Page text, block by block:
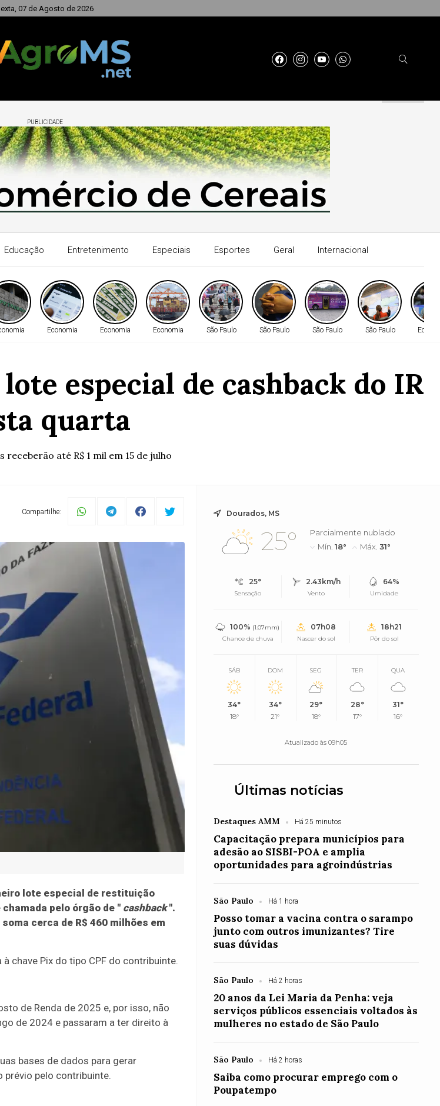
07 de Agosto de 2026
PUBLICIDADE
Educação Entretenimento Especiais Esportes Geral Internacional
Economia Economia Economia São Paulo São Paulo São Paulo São Paulo
especial de cashback do IR
quarta
receberão até R$ 1 mil em 15 de julho
Compartilhe:
lote especial de restituição
pelo órgão de " cashback".
cerca de R$ 460 milhões em
chave Pix do tipo CPF do contribuinte.
de Renda de 2025 e, por isso, não
de 2024 e passaram a ter direito à
bases de dados para gerar
pelo contribuinte.
Dourados, MS
25°
Parcialmente nublado
Mín.18° Máx.31°
25°
Sensação
2.43km/h
Vento
64%
Umidade
100% (1.07mm)
Chance de chuva
07h08
Nascer do sol
18h21
Pôr do sol
SÁB
34°
18°
DOM
34°
21°
SEG
29°
18°
TER
28°
17°
QUA
31°
16°
Atualizado às 09h05
Últimas notícias
Destaques AMM Há 25 minutos
Capacitação prepara municípios para
adesão ao SISBI-POA e amplia
oportunidades para agroindústrias
São Paulo Há 1 hora
Posso tomar a vacina contra o sarampo
junto com outros imunizantes? Tire
suas dúvidas
São Paulo Há 2 horas
20 anos da Lei Maria da Penha: veja
serviços públicos essenciais voltados às
mulheres no estado de São Paulo
São Paulo Há 2 horas
Saiba como procurar emprego com o
Poupatempo